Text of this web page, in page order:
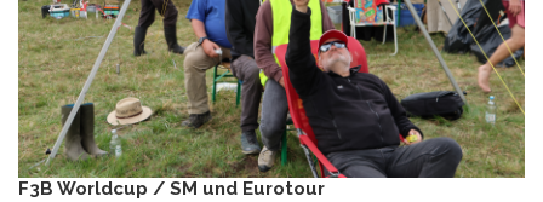
F3B Worldcup / SM und Eurotour